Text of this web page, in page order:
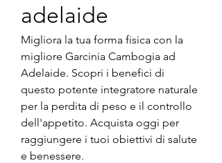
adelaide
Migliora la tua forma fisica con la
migliore Garcinia Cambogia ad
Adelaide. Scopri i benefici di
questo potente integratore naturale
per la perdita di peso e il controllo
dell'appetito. Acquista oggi per
raggiungere i tuoi obiettivi di salute
e benessere.